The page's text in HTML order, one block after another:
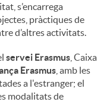
s’encarrega
pràctiques de
d’altres activitats.
servei Erasmus , Caixa
Erasmus , amb les
a l'estranger; el
modalitats de